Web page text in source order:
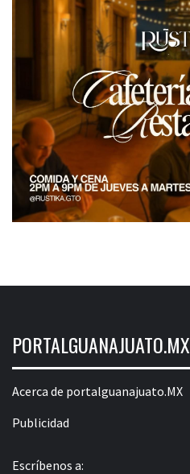
PORTALGUANAJUATO.MX
Acerca de portalguanajuato.MX
Publicidad
Escríbenos a: